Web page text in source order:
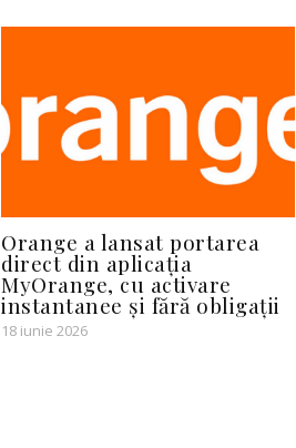
Orange a lansat portarea
direct din aplicația
MyOrange, cu activare
instantanee și fără obligații
18 iunie 2026